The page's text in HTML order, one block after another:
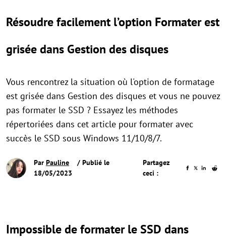
Résoudre facilement l’option Formater est
grisée dans Gestion des disques
Vous rencontrez la situation où l'option de formatage
est grisée dans Gestion des disques et vous ne pouvez
pas formater le SSD ? Essayez les méthodes
répertoriées dans cet article pour formater avec
succès le SSD sous Windows 11/10/8/7.
Par Pauline
/ Publié le
18/05/2023
Partagez
ceci :
Impossible de formater le SSD dans